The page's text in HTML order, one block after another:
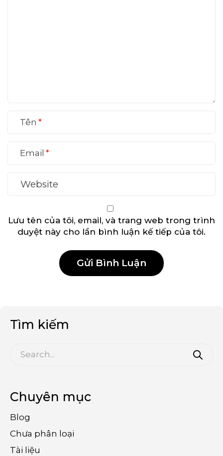
Tìm kiếm
Chuyên mục
Blog
Chưa phân loại
Tài liệu
Tên
Email
Lưu tên của tôi, email, và trang web trong trình
duyệt này cho lần bình luận kế tiếp của tôi.